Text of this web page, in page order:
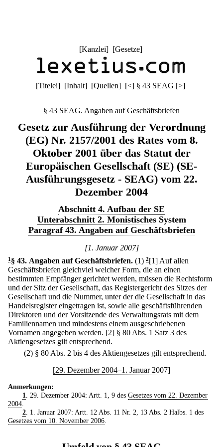
[Kanzlei] [Gesetze]
[Titelei] [Inhalt] [Quellen] [<] § 43 SEAG [>]
§ 43 SEAG. Angaben auf Geschäftsbriefen
Gesetz zur Ausführung der Verordnung
(EG) Nr. 2157/2001 des Rates vom 8.
Oktober 2001 über das Statut der
Europäischen Gesellschaft (SE) (SE-
Ausführungsgesetz - SEAG) vom 22.
Dezember 2004
Abschnitt 4. Aufbau der SE
Unterabschnitt 2. Monistisches System
Paragraf 43. Angaben auf Geschäftsbriefen
[1. Januar 2007]
1 § 43. Angaben auf Geschäftsbriefen. (1) 2[1] Auf allen
Geschäftsbriefen gleichviel welcher Form, die an einen
bestimmten Empfänger gerichtet werden, müssen die Rechtsform
und der Sitz der Gesellschaft, das Registergericht des Sitzes der
Gesellschaft und die Nummer, unter der die Gesellschaft in das
Handelsregister eingetragen ist, sowie alle geschäftsführenden
Direktoren und der Vorsitzende des Verwaltungsrats mit dem
Familiennamen und mindestens einem ausgeschriebenen
Vornamen angegeben werden. [2] § 80 Abs. 1 Satz 3 des
Aktiengesetzes gilt entsprechend.
(2) § 80 Abs. 2 bis 4 des Aktiengesetzes gilt entsprechend.
[29. Dezember 2004–1. Januar 2007]
Anmerkungen:
1. 29. Dezember 2004: Artt. 1, 9 des Gesetzes vom 22. Dezember
2004.
2. 1. Januar 2007: Artt. 12 Abs. 11 Nr. 2, 13 Abs. 2 Halbs. 1 des
Gesetzes vom 10. November 2006.